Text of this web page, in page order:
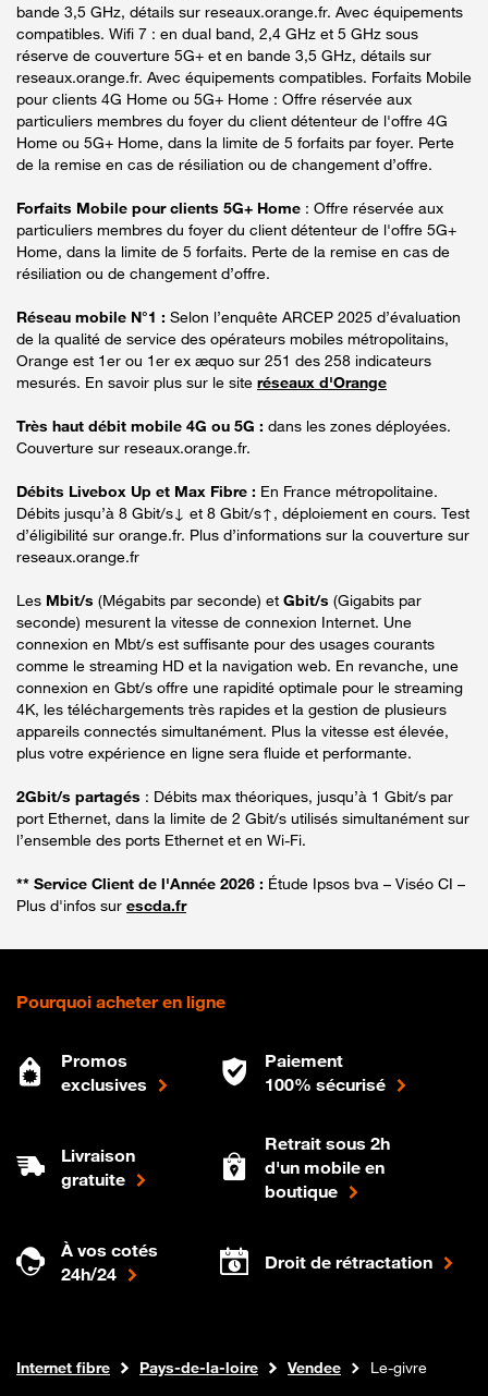
bande 3,5 GHz, détails sur reseaux.orange.fr. Avec équipements
compatibles. Wifi 7 : en dual band, 2,4 GHz et 5 GHz sous
réserve de couverture 5G+ et en bande 3,5 GHz, détails sur
reseaux.orange.fr. Avec équipements compatibles. Forfaits Mobile
pour clients 4G Home ou 5G+ Home : Offre réservée aux
particuliers membres du foyer du client détenteur de l'offre 4G
Home ou 5G+ Home, dans la limite de 5 forfaits par foyer. Perte
de la remise en cas de résiliation ou de changement d’offre.
Forfaits Mobile pour clients 5G+ Home : Offre réservée aux
particuliers membres du foyer du client détenteur de l'offre 5G+
Home, dans la limite de 5 forfaits. Perte de la remise en cas de
résiliation ou de changement d’offre.
Réseau mobile N°1 : Selon l’enquête ARCEP 2025 d’évaluation
de la qualité de service des opérateurs mobiles métropolitains,
Orange est 1er ou 1er ex æquo sur 251 des 258 indicateurs
mesurés. En savoir plus sur le site réseaux d'Orange
Très haut débit mobile 4G ou 5G : dans les zones déployées.
Couverture sur reseaux.orange.fr.
Débits Livebox Up et Max Fibre : En France métropolitaine.
Débits jusqu’à 8 Gbit/s↓ et 8 Gbit/s↑, déploiement en cours. Test
d’éligibilité sur orange.fr. Plus d’informations sur la couverture sur
reseaux.orange.fr
Les Mbit/s (Mégabits par seconde) et Gbit/s (Gigabits par
seconde) mesurent la vitesse de connexion Internet. Une
connexion en Mbt/s est suffisante pour des usages courants
comme le streaming HD et la navigation web. En revanche, une
connexion en Gbt/s offre une rapidité optimale pour le streaming
4K, les téléchargements très rapides et la gestion de plusieurs
appareils connectés simultanément. Plus la vitesse est élevée,
plus votre expérience en ligne sera fluide et performante.
2Gbit/s partagés : Débits max théoriques, jusqu’à 1 Gbit/s par
port Ethernet, dans la limite de 2 Gbit/s utilisés simultanément sur
l’ensemble des ports Ethernet et en Wi-Fi.
** Service Client de l'Année 2026 : Étude Ipsos bva – Viséo CI –
Plus d'infos sur escda.fr
Pourquoi acheter en ligne
Promos
exclusives
Paiement
100% sécurisé
Livraison
gratuite
Retrait sous 2h
d'un mobile en
boutique
À vos cotés
24h/24
Droit de rétractation
Boutique Orange
Internet fibre Pays-de-la-loire Vendee Le-givre